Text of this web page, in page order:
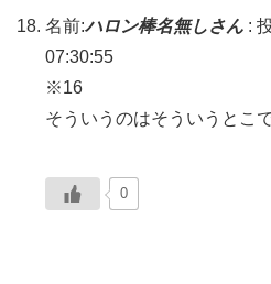
名前:ハロン棒名無しさん :
07:30:55
※16
そういうのはそういうとこ
0